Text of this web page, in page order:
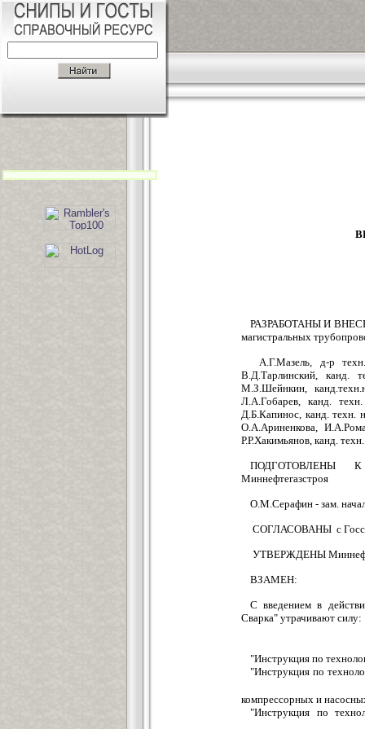
РАЗРАБОТАНЫ И
магистральных
А.Г.Мазель, д-р
В.Д.Тарлинский, канд.
М.З.Шейнкин,
Л.А.Гобарев, канд.
Д.Б.Капинос, канд. техн.
О.А.Ариненкова,
Р.Р.Хакимьянов, канд.
ПОДГОТОВЛЕНЫ К
Миннефтегазстроя
О.М.Серафин - зам.
СОГЛАСОВАНЫ с
УТВЕРЖДЕНЫ
ВЗАМЕН:
С введением в
Сварка" утрачивают силу:
"Инструкция по
"Инструкция по
компрессорных и
"Инструкция по